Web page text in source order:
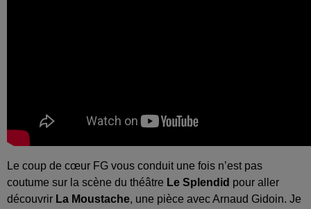
Le coup de cœur FG vous conduit une fois n’est pas
coutume sur la scène du théâtre Le Splendid pour aller
découvrir La Moustache, une pièce avec Arnaud Gidoin. Je